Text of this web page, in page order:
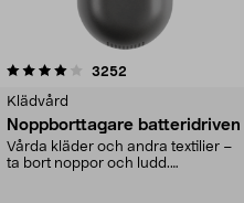
3252
Klädvård
Noppborttagare batteridriven
Vårda kläder och andra textilier –
ta bort noppor och ludd.
4.5av 5 stjärnor